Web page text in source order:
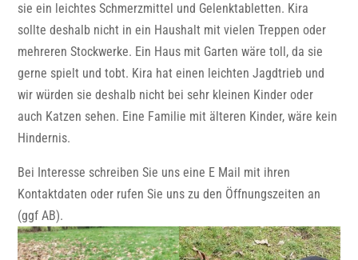
sie ein leichtes Schmerzmittel und Gelenktabletten. Kira
sollte deshalb nicht in ein Haushalt mit vielen Treppen oder
mehreren Stockwerke. Ein Haus mit Garten wäre toll, da sie
gerne spielt und tobt. Kira hat einen leichten Jagdtrieb und
wir würden sie deshalb nicht bei sehr kleinen Kinder oder
auch Katzen sehen. Eine Familie mit älteren Kinder, wäre kein
Hindernis.
Bei Interesse schreiben Sie uns eine E Mail mit ihren
Kontaktdaten oder rufen Sie uns zu den Öffnungszeiten an
(ggf AB).